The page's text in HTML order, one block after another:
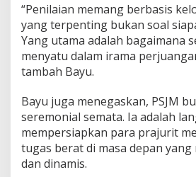
“Penilaian memang berbasis
yang terpenting bukan soal
Yang utama adalah bagaimana
menyatu dalam irama
tambah Bayu.
Bayu juga menegaskan, PSJM
seremonial semata. Ia adalah
mempersiapkan para prajurit
tugas berat di masa depan
dan dinamis.